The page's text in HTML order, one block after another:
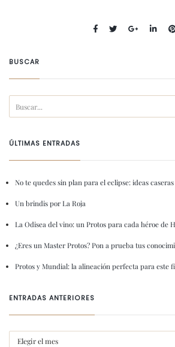
BUSCAR
ÚLTIMAS ENTRADAS
No te quedes sin plan para el eclipse: ideas
Un brindis por La Roja
La Odisea del vino: un Protos para cada héroe de
¿Eres un Master Protos? Pon a prueba tus
Protos y Mundial: la alineación perfecta para este
ENTRADAS ANTERIORES